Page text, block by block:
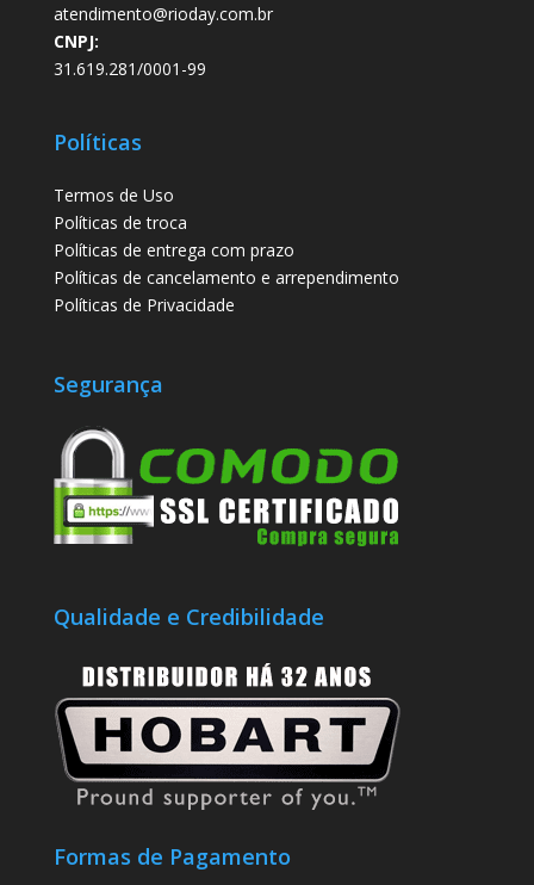
atendimento@rioday.com.br
CNPJ:
31.619.281/0001-99
Políticas
Termos de Uso
Políticas de troca
Políticas de entrega com prazo
Políticas de cancelamento e arrependimento
Políticas de Privacidade
Segurança
Qualidade e Credibilidade
Formas de Pagamento